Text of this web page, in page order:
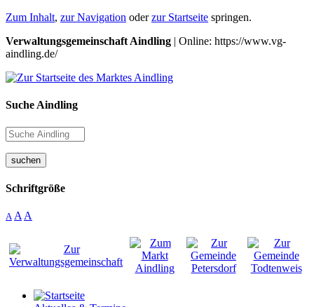
Zum Inhalt, zur Navigation oderzur Startseite springen.
Verwaltungsgemeinschaft Aindling | Online: https://www.vg-
aindling.de/
Suche Aindling
suchen
Schriftgröße
A A A